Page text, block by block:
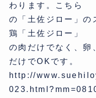
わります。こちら
の「土佐ジロー」の
鶏「土佐ジロー」
の肉だけでなく、卵
だけでOKです。
http://